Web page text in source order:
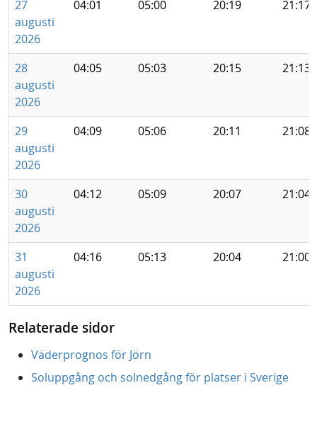
27
augusti
2026
04:01 05:00 20:19 21:17
28
augusti
2026
04:05 05:03 20:15 21:13
29
augusti
2026
04:09 05:06 20:11 21:08
30
augusti
2026
04:12 05:09 20:07 21:04
31
augusti
2026
04:16 05:13 20:04 21:00
Relaterade sidor
Väderprognos för Jörn
Soluppgång och solnedgång för platser i Sverige